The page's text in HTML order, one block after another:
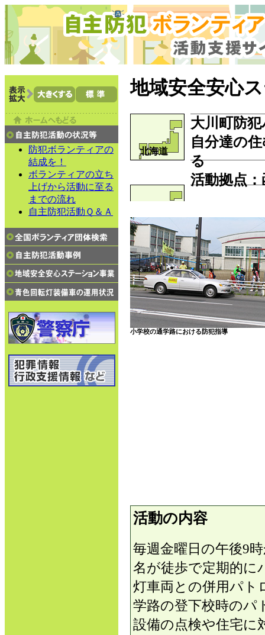
防犯ボランティアの
結成を！
ボランティアの立ち
上げから活動に至る
までの流れ
自主防犯活動Ｑ＆Ａ
地域安全安心
北海道
大川町防
自分達の
る
活動拠点
小学校の通学路における防犯指導
活動の内容
毎週金曜日の午後9
名が徒歩で定期的に
灯車両との併用パト
学路の登下校時のパ
設備の点検や住宅に